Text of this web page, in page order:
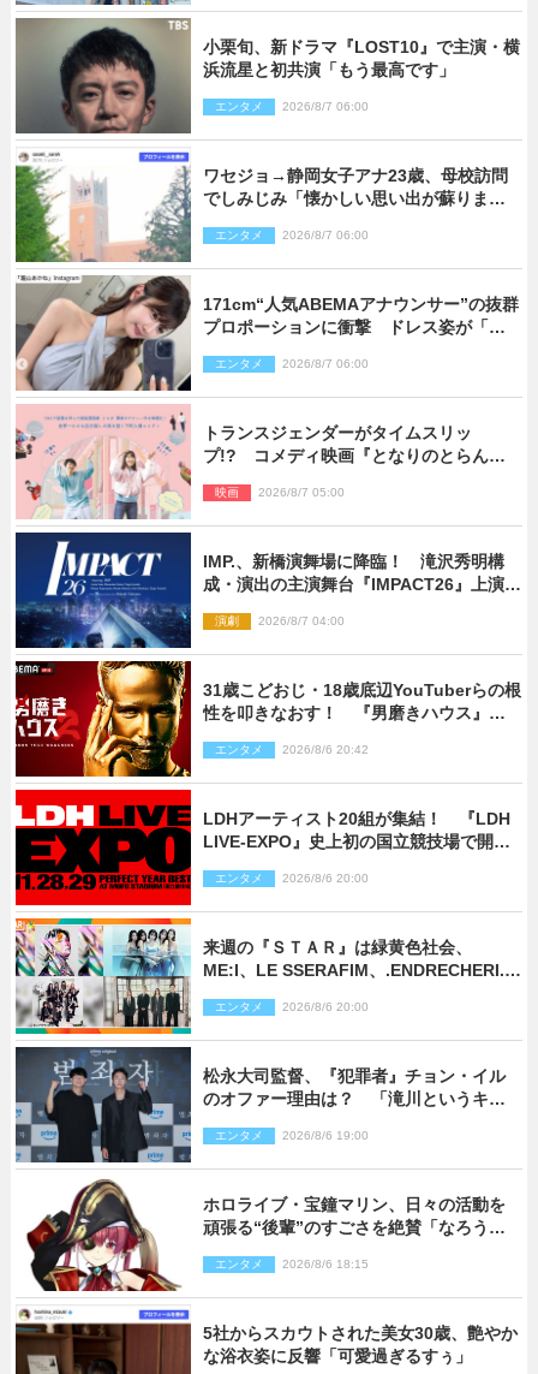
小栗旬、新ドラマ『LOST10』で主演・横
浜流星と初共演「もう最高です」
エンタメ 2026/8/7 06:00
ワセジョ→静岡女子アナ23歳、母校訪問
でしみじみ「懐かしい思い出が蘇りまし
エンタメ 2026/8/7 06:00
171cm“人気ABEMAアナウンサー”の抜群
プロポーションに衝撃 ドレス姿が「美
エンタメ 2026/8/7 06:00
トランスジェンダーがタイムスリッ
プ!? コメディ映画『となりのとらんす
映画 2026/8/7 05:00
IMP.、新橋演舞場に降臨！ 滝沢秀明構
成・演出の主演舞台『IMPACT26』上演決
演劇 2026/8/7 04:00
31歳こどおじ・18歳底辺YouTuberらの根
性を叩きなおす！ 『男磨きハウス』第2
エンタメ 2026/8/6 20:42
LDHアーティスト20組が集結！ 『LDH
LIVE‐EXPO』史上初の国立競技場で開催
エンタメ 2026/8/6 20:00
来週の『ＳＴＡＲ』は緑黄色社会、
ME:I、LE SSERAFIM、.ENDRECHERI.が
エンタメ 2026/8/6 20:00
松永大司監督、『犯罪者』チョン・イル
のオファー理由は？ 「滝川というキャ
かった」
エンタメ 2026/8/6 19:00
ホロライブ・宝鐘マリン、日々の活動を
頑張る“後輩”のすごさを絶賛「なろう系
エンタメ 2026/8/6 18:15
5社からスカウトされた美女30歳、艶やか
な浴衣姿に反響「可愛過ぎるすぅ」